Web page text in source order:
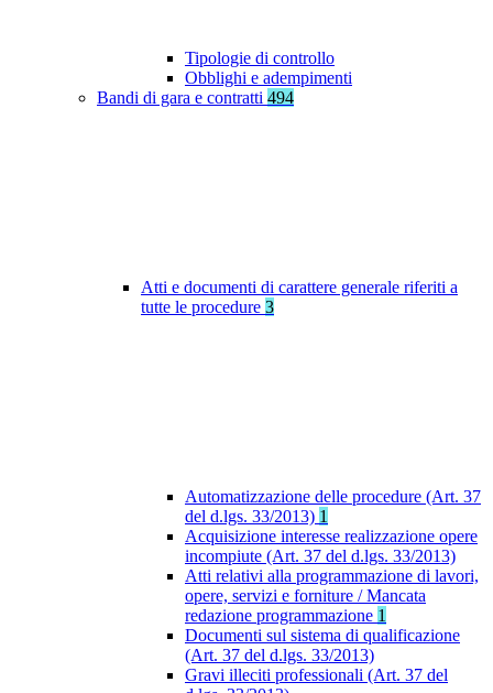
Tipologie di controllo
Obblighi e adempimenti
Bandi di gara e contratti 494
Atti e documenti di carattere generale riferiti a
tutte le procedure 3
Automatizzazione delle procedure (Art. 37
del d.lgs. 33/2013) 1
Acquisizione interesse realizzazione opere
incompiute (Art. 37 del d.lgs. 33/2013)
Atti relativi alla programmazione di lavori,
opere, servizi e forniture / Mancata
redazione programmazione 1
Documenti sul sistema di qualificazione
(Art. 37 del d.lgs. 33/2013)
Gravi illeciti professionali (Art. 37 del